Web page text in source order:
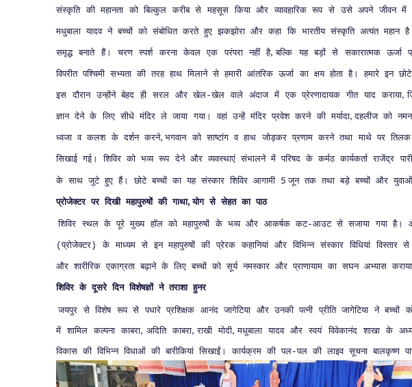
संस्कृति की महानता को बिल्कुल करीब से महसूस किया और व्यावहारिक रूप से उसे अपने जीवन में
मधुबाला यादव ने बच्चों को संबोधित करते हुए झकझोरा और कहा कि भारतीय संस्कृति अत्यंत महान
समृद्ध बनाते हैं। चरण स्पर्श करना केवल एक परंपरा नहीं है,बल्कि यह बड़ों से सकारात्मक ऊर्जा
विपरीत पश्चिमी सभ्यता की तरह हाथ मिलाने से हमारी आंतरिक ऊर्जा का क्षय होता है। हमारे इन छोटे
इस दौरान उन्होंने बेहद ही सरल और खेल-खेल वाले अंदाज में एक प्रेरणादायक गीत याद कराया,
ज्ञान देने के लिए सीधे मंदिर ले जाया गया। वहां उन्हें मंदिर प्रवेश करने की मर्यादा,दहलीज को नमन
ध्वजा व कलश के दर्शन करने,भगवान को साष्टांग व हाथ जोड़कर प्रणाम करने तथा माथे पर तिलक
सिखाई गई। शिविर को भव्य रूप देने और व्यवस्थाएं संभालने में परिषद के कर्मठ कार्यकर्ता राजेंद्र
के साथ जुटे हुए हैं। छोटे बच्चों का यह संस्कार शिविर आगामी 5 जून तक तथा बड़े बच्चों और युवाओं
प्रोजेक्टर पर दिखी महापुरुषों की गाथा,योग से सेहत का पाठ
शिविर स्थल के पूरे मुख्य हॉल को महापुरुषों के भव्य और आकर्षक कट-आउट से सजाया गया है।
(प्रोजेक्टर )के माध्यम से इन महापुरुषों की प्रेरक कहानियां और विभिन्न संस्कार विधियां विस्तार से
और शारीरिक एकाग्रता बढ़ाने के लिए बच्चों को सूर्य नमस्कार और प्राणायाम का सघन अभ्यास कराया
शिविर के दूसरे दिन विशेषज्ञों ने तराशा हुनर
जयपुर से विशेष रूप से पधारे प्रशिक्षक आनंद जागेटिया और उनकी पत्नी प्रीति जागेटिया ने बच्चों
में
शामिल कल्पना काबरा, अदिति काबरा,राखी मोदी,मधुबाला यादव और स्वयं विवेकानंद शाखा के
विकास की विभिन्न विधाओं की बारीकियां सिखाईं। कार्यक्रम की पल-पल की लाइव सूचना बालकृष्ण